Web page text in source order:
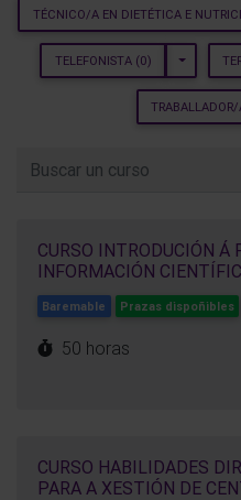
TÉCNICO/A EN DIETÉTICA E
TELEFONISTA (0) TOGGLE
TRABALLADOR/
CURSO INTRODUCIÓN Á
INFORMACIÓN
Baremable Prazas dispoñibles
50 horas
CURSO HABILIDADES
PARA A XESTIÓN DE